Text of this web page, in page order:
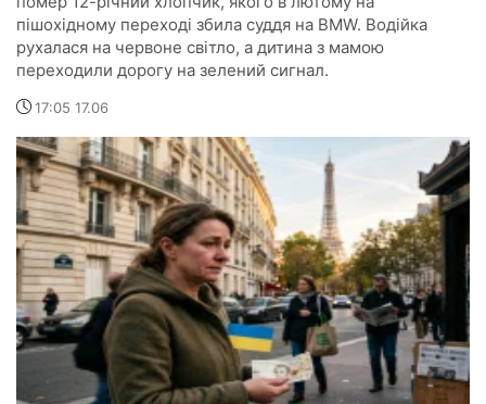
пішохідному переході збила суддя на BMW. Водійка
рухалася на червоне світло, а дитина з мамою
переходили дорогу на зелений сигнал.
17:05 17.06